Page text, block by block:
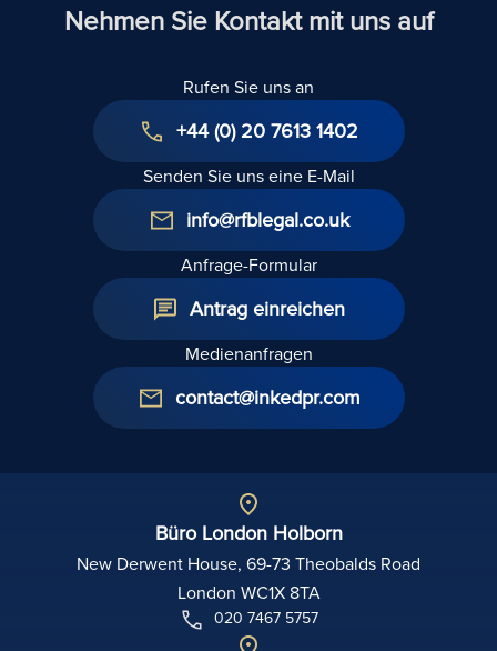
Nehmen Sie Kontakt mit uns auf
Rufen Sie uns an
+44 (0) 20 7613 1402
Senden Sie uns eine E-Mail
info@rfblegal.co.uk
Anfrage-Formular
Antrag einreichen
Medienanfragen
contact@inkedpr.com
Büro London Holborn
New Derwent House, 69-73 Theobalds Road
London WC1X 8TA
020 7467 5757